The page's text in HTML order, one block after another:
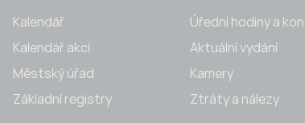
Kalendář
Kalendář akcí
Městský úřad
Základní registry
Úřední hodiny a
Aktuální vydání
Kamery
Ztráty a nálezy